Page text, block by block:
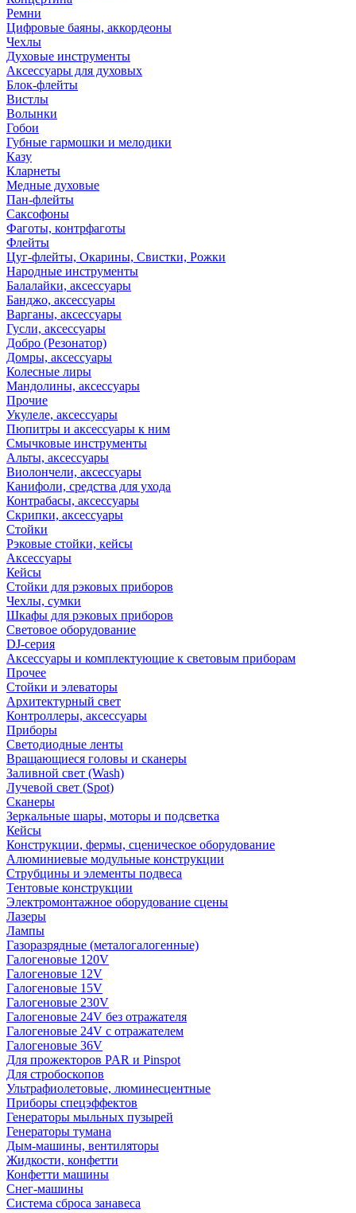
Ремни
Цифровые баяны, аккордеоны
Чехлы
Духовые инструменты
Аксессуары для духовых
Блок-флейты
Вистлы
Волынки
Гобои
Губные гармошки и мелодики
Казу
Кларнеты
Медные духовые
Пан-флейты
Саксофоны
Фаготы, контрфаготы
Флейты
Цуг-флейты, Окарины, Свистки, Рожки
Народные инструменты
Балалайки, аксессуары
Банджо, аксессуары
Варганы, аксессуары
Гусли, аксессуары
Добро (Резонатор)
Домры, аксессуары
Колесные лиры
Мандолины, аксессуары
Прочие
Укулеле, аксессуары
Пюпитры и аксессуары к ним
Смычковые инструменты
Альты, аксессуары
Виолончели, аксессуары
Канифоли, средства для ухода
Контрабасы, аксессуары
Скрипки, аксессуары
Стойки
Рэковые стойки, кейсы
Аксессуары
Кейсы
Стойки для рэковых приборов
Чехлы, сумки
Шкафы для рэковых приборов
Световое оборудование
DJ-серия
Аксессуары и комплектующие к световым приборам
Прочее
Стойки и элеваторы
Архитектурный свет
Контроллеры, аксессуары
Приборы
Светодиодные ленты
Вращающиеся головы и сканеры
Заливной свет (Wash)
Лучевой свет (Spot)
Сканеры
Зеркальные шары, моторы и подсветка
Кейсы
Конструкции, фермы, сценическое оборудование
Алюминиевые модульные конструкции
Струбцины и элементы подвеса
Тентовые конструкции
Электромонтажное оборудование сцены
Лазеры
Лампы
Газоразрядные (металогалогенные)
Галогеновые 120V
Галогеновые 12V
Галогеновые 15V
Галогеновые 230V
Галогеновые 24V без отражателя
Галогеновые 24V с отражателем
Галогеновые 36V
Для прожекторов PAR и Pinspot
Для стробоскопов
Ультрафиолетовые, люминесцентные
Приборы спецэффектов
Генераторы мыльных пузырей
Генераторы тумана
Дым-машины, вентиляторы
Жидкости, конфетти
Конфетти машины
Снег-машины
Система сброса занавеса